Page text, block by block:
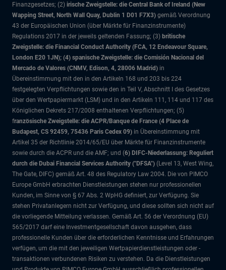
Finanzgesetzes; (2) irische Zweigstelle: die Central Bank of Ireland (New
Wapping Street, North Wall Quay, Dublin 1 D01 F7X3) gemäß Verordnung
43 der Europäischen Union (über Märkte für Finanzinstrumente)
Regulations 2017 in der jeweils geltenden Fassung; (3) britische
Zweigstelle: die Financial Conduct Authority (FCA, 12 Endeavour Square,
London E20 1JN); (4) spanische Zweigstelle: die Comisión Nacional del
Mercado de Valores (CNMV, Edison, 4, 28006 Madrid) in
Übereinstimmung mit den in den Artikeln 168 und 203 bis 224
festgelegten Verpflichtungen sowie den in Teil V, Abschnitt I des Gesetzes
über den Wertpapiermarkt (LSM) und in den Artikeln 111, 114 und 117 des
Königlichen Dekrets 217/2008 enthaltenen Verpflichtungen; (5)
französische Zweigstelle: die ACPR/Banque de France (4 Place de
Budapest, CS 92459, 75436 Paris Cedex 09) in Übereinstimmung mit
Artikel 35 der Richtlinie 2014/65/EU über Märkte für Finanzinstrumente
sowie durch die ACPR und die AMF; und (6) DIFC-Niederlassung: Reguliert
durch die Dubai Financial Services Authority ("DFSA") (Level 13, West Wing,
The Gate, DIFC) gemäß Art. 48 des Regulatory Law 2004. Die von PIMCO
Europe GmbH erbrachten Dienstleistungen stehen nur professionellen
Kunden, im Sinne von § 67 Abs. 2 WpHG definiert, zur Verfügung. Sie
stehen Privatanlegern nicht zur Verfügung, und diese sollten sich nicht auf
die vorliegende Mitteilung verlassen. Gemäß Art. 56 der Verordnung (EU)
565/2017 darf eine Investmentgesellschaft davon ausgehen, dass
professionelle Kunden über die erforderlichen Kenntnisse und Erfahrungen
verfügen, um die mit den jeweiligen Wertpapierdienstleistungen oder -
transaktionen verbundenen Risiken zu verstehen. Da die Dienstleistungen